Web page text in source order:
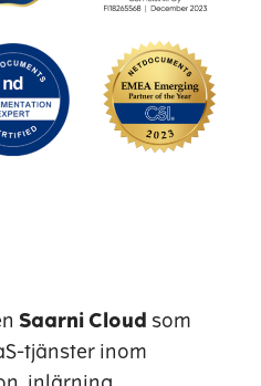
SaarniCloud som
tjänster inom